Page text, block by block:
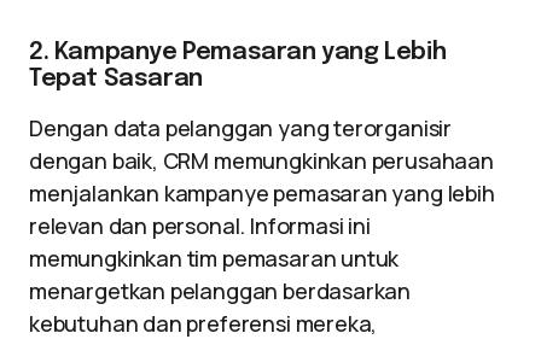
2. Kampanye Pemasaran yang Lebih
Tepat Sasaran
Dengan data pelanggan yang terorganisir
dengan baik, CRM memungkinkan perusahaan
menjalankan kampanye pemasaran yang lebih
relevan dan personal. Informasi ini
memungkinkan tim pemasaran untuk
menargetkan pelanggan berdasarkan
kebutuhan dan preferensi mereka,